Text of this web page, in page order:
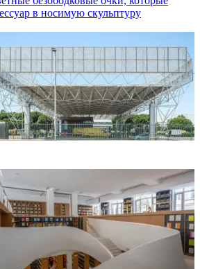
в носимую скульптуру